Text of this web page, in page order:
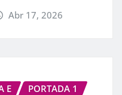
Abr 17, 2026
E PORTADA 1